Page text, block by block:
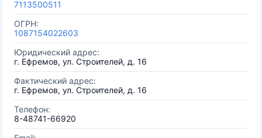
7113500511
ОГРН:
1087154022603
Юридический адрес:
г. Ефремов, ул. Строителей, д. 16
Фактический адрес:
г. Ефремов, ул. Строителей, д. 16
Телефон:
8-48741-66920